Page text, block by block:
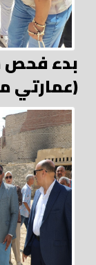
بدء فحص
عمارتي منطقة الـ(104)